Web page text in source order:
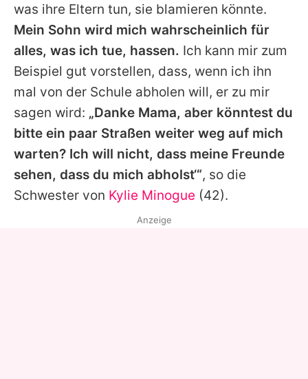
was ihre Eltern tun, sie blamieren könnte.
Mein Sohn wird mich wahrscheinlich für
alles, was ich tue, hassen. Ich kann mir zum
Beispiel gut vorstellen, dass, wenn ich ihn
mal von der Schule abholen will, er zu mir
sagen wird: „Danke Mama, aber könntest du
bitte ein paar Straßen weiter weg auf mich
warten? Ich will nicht, dass meine Freunde
sehen, dass du mich abholst‘“, so die
Schwester von Kylie Minogue (42).
Anzeige